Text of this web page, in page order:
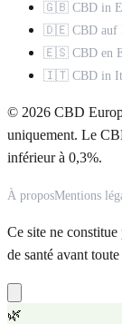
🇬🇧 CBD in
🇩🇪 CBD auf
🇪🇸 CBD en
🇮🇹 CBD in
© 2026 CBD
uniquement. Le
inférieur à 0,3%.
À proposMentions
Ce site ne
de santé avant
🌿